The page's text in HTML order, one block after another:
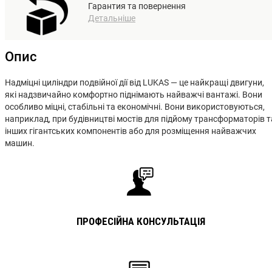
Гарантия та повернення
Детальніше
Опис
Надміцні циліндри подвійної дії від LUKAS — це найкращі двигуни,
які надзвичайно комфортно піднімають найважчі вантажі. Вони
особливо міцні, стабільні та економічні. Вони використовуються,
наприклад, при будівництві мостів для підйому трансформаторів
інших гігантських компонентів або для розміщення найважчих
машин.
ПРОФЕСІЙНА КОНСУЛЬТАЦІЯ